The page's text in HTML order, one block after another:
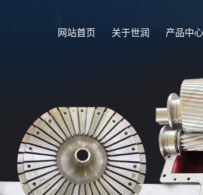
网站首页 关于世润 产品中心